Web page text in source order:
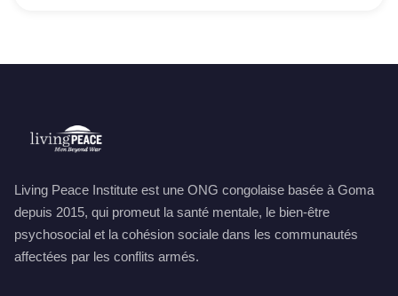
Living Peace Institute est une ONG congolaise basée à Goma
depuis 2015, qui promeut la santé mentale, le bien-être
psychosocial et la cohésion sociale dans les communautés
affectées par les conflits armés.